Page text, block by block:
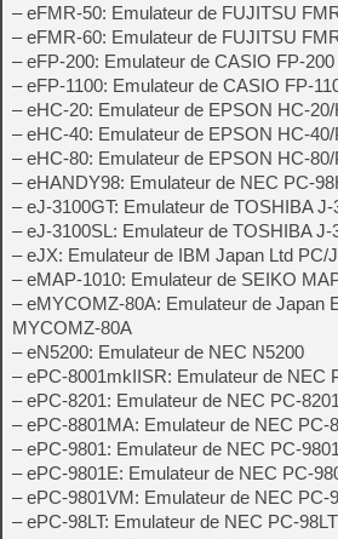
– eFMR-50: Emulateur de FUJITSU
– eFMR-60: Emulateur de FUJITSU
– eFP-200: Emulateur de CASIO FP-200
– eFP-1100: Emulateur de CASIO FP-
– eHC-20: Emulateur de EPSON HC-
– eHC-40: Emulateur de EPSON HC-
– eHC-80: Emulateur de EPSON HC-
– eHANDY98: Emulateur de NEC PC-
– eJ-3100GT: Emulateur de TOSHIBA J-
– eJ-3100SL: Emulateur de TOSHIBA J-
– eJX: Emulateur de IBM Japan Ltd PC/
– eMAP-1010: Emulateur de SEIKO
– eMYCOMZ-80A: Emulateur de Japan
MYCOMZ-80A
– eN5200: Emulateur de NEC N5200
– ePC-8001mkIISR: Emulateur de NEC
– ePC-8201: Emulateur de NEC PC-
– ePC-8801MA: Emulateur de NEC PC-
– ePC-9801: Emulateur de NEC PC-9801
– ePC-9801E: Emulateur de NEC PC-
– ePC-9801VM: Emulateur de NEC PC-
– ePC-98LT: Emulateur de NEC PC-98LT